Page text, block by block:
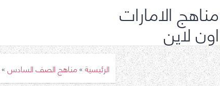
مناهج الامارات
اون لاين
الرئيسية»مناهج الصف السادس»